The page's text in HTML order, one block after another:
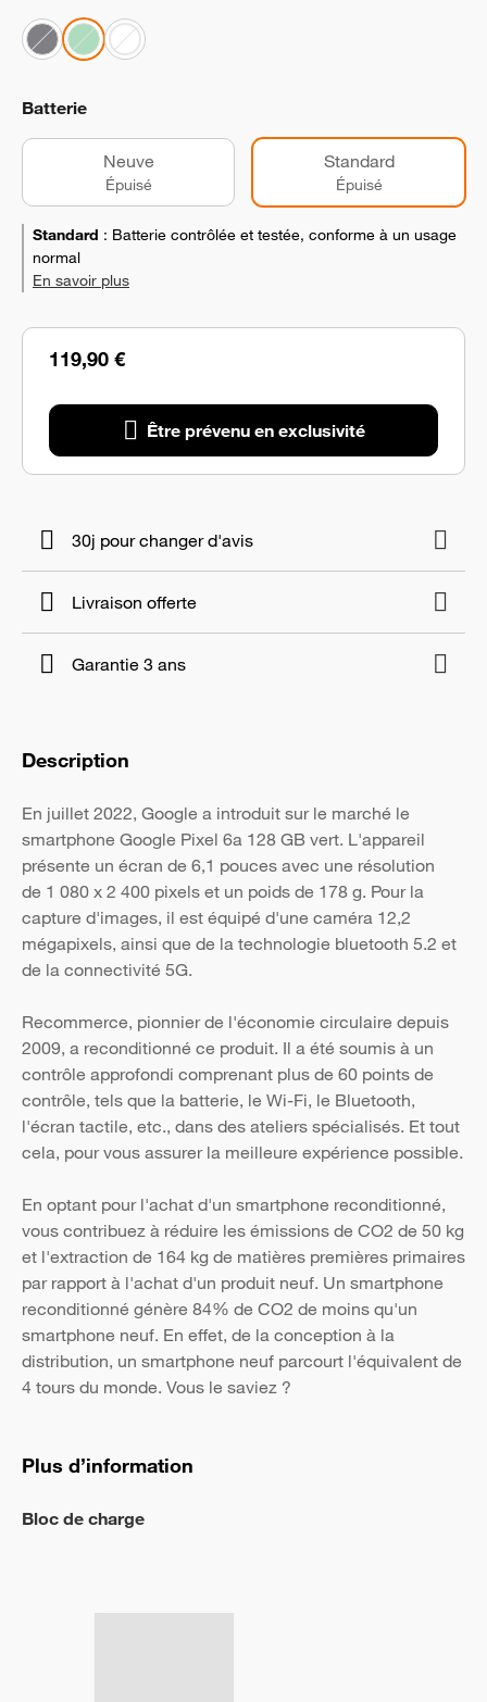
119,90 €
Être prévenu en exclusivité
Batterie
Neuve
Épuisé
Standard
Épuisé
Standard : Batterie contrôlée et testée, conforme à un usage
normal
En savoir plus
30j pour changer d'avis
Livraison offerte
Garantie 3 ans
Description
En juillet 2022, Google a introduit sur le marché le
smartphone Google Pixel 6a 128 GB vert. L'appareil
présente un écran de 6,1 pouces avec une résolution
de 1 080 x 2 400 pixels et un poids de 178 g. Pour la
capture d'images, il est équipé d'une caméra 12,2
mégapixels, ainsi que de la technologie bluetooth 5.2 et
de la connectivité 5G.
Recommerce, pionnier de l'économie circulaire depuis
2009, a reconditionné ce produit. Il a été soumis à un
contrôle approfondi comprenant plus de 60 points de
contrôle, tels que la batterie, le Wi-Fi, le Bluetooth,
l'écran tactile, etc., dans des ateliers spécialisés. Et tout
cela, pour vous assurer la meilleure expérience possible.
En optant pour l'achat d'un smartphone reconditionné,
vous contribuez à réduire les émissions de CO2 de 50 kg
et l'extraction de 164 kg de matières premières primaires
par rapport à l'achat d'un produit neuf. Un smartphone
reconditionné génère 84% de CO2 de moins qu'un
smartphone neuf. En effet, de la conception à la
distribution, un smartphone neuf parcourt l'équivalent de
4 tours du monde. Vous le saviez ?
Plus d’information
Bloc de charge